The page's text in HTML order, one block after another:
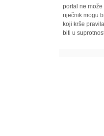
portal ne
riječnik mogu
koji krše
biti u